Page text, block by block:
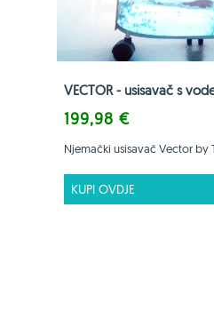
VECTOR - usisavač s
199,98 €
Njemački usisavač Vector by
KUPI OVDJE